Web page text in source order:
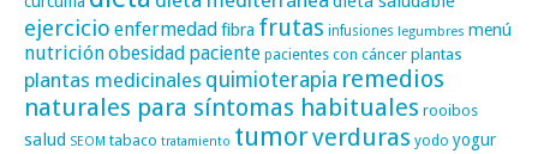
ejercicio enfermedadfibra frutas infusiones legumbres menú
nutriciónobesidad paciente pacientes con cáncer plantas
plantas medicinales quimioterapia remedios
naturales para síntomas habituales rooibos
salud SEOM tabaco tratamiento tumorverduras yodo yogur